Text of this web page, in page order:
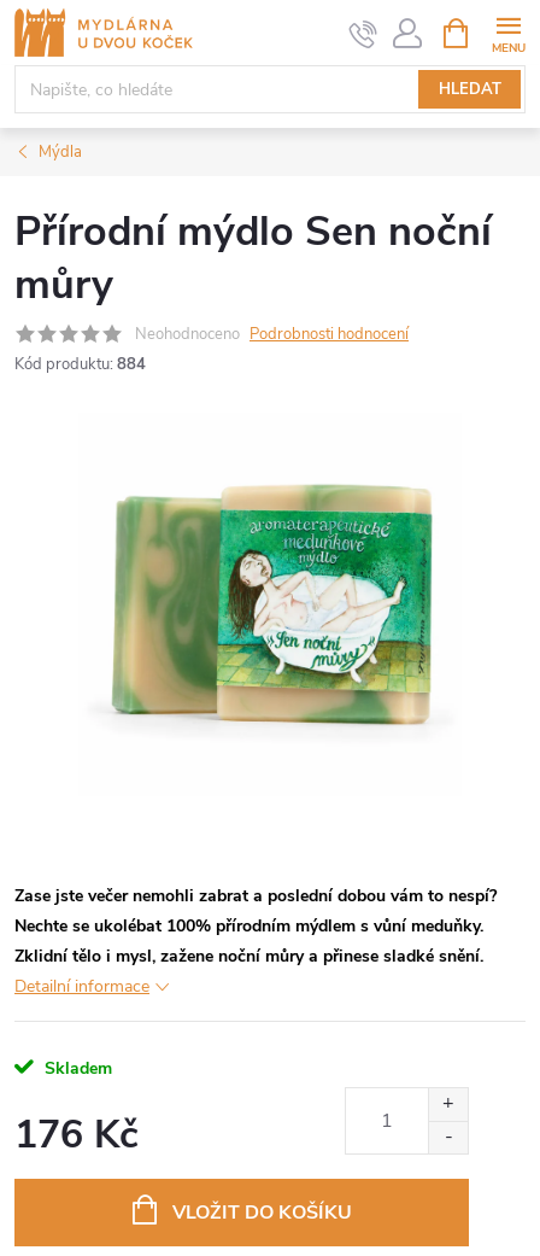
Přejít
obsah
HLEDAT
NÁKUPNÍ
KOŠÍK
Mýdla
Přírodní mýdlo Sen noční
můry
Neohodnoceno Podrobnosti hodnocení
Kód produktu: 884
Zase jste večer nemohli zabrat a poslední dobou vám to nespí?
Nechte se ukolébat 100% přírodním mýdlem s vůní meduňky.
Zklidní tělo i mysl, zažene noční můry a přinese sladké snění.
Detailní informace
Skladem
176 Kč
VLOŽIT DO KOŠÍKU